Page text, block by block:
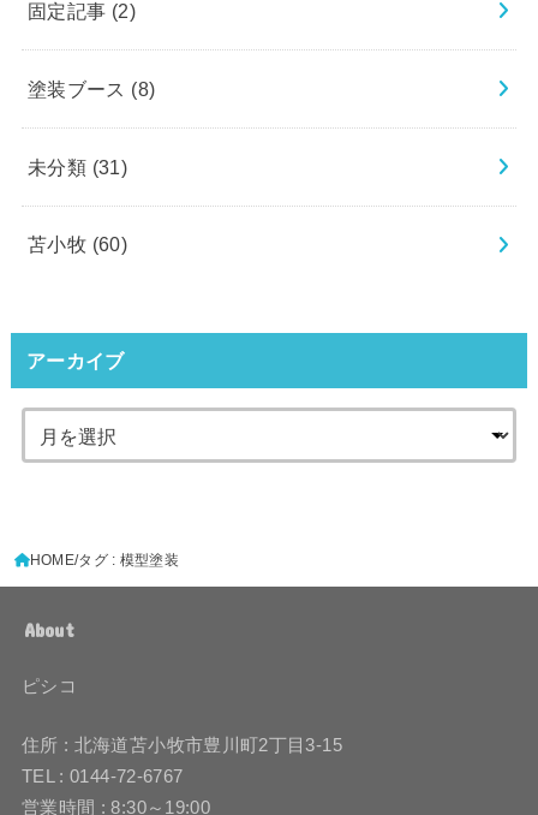
固定記事 (2)
塗装ブース (8)
未分類 (31)
苫小牧 (60)
アーカイブ
HOME タグ : 模型塗装
About
ピシコ
住所 : 北海道苫小牧市豊川町2丁目3-15
TEL : 0144-72-6767
営業時間 : 8:30～19:00